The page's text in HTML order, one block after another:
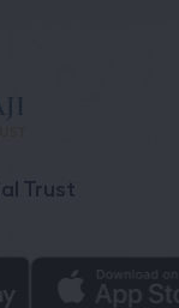
Trust